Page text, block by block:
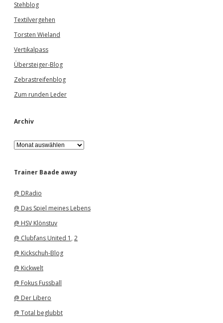
Stehblog
Textilvergehen
Torsten Wieland
Vertikalpass
Übersteiger-Blog
Zebrastreifenblog
Zum runden Leder
Archiv
A
r
h
Trainer Baade away
@ DRadio
@ Das Spiel meines Lebens
@ HSV Klönstuv
@ Clubfans United 1 , 2
@ Kickschuh-Blog
@ Kickwelt
@ Fokus Fussball
@ Der Libero
@ Total beglubbt